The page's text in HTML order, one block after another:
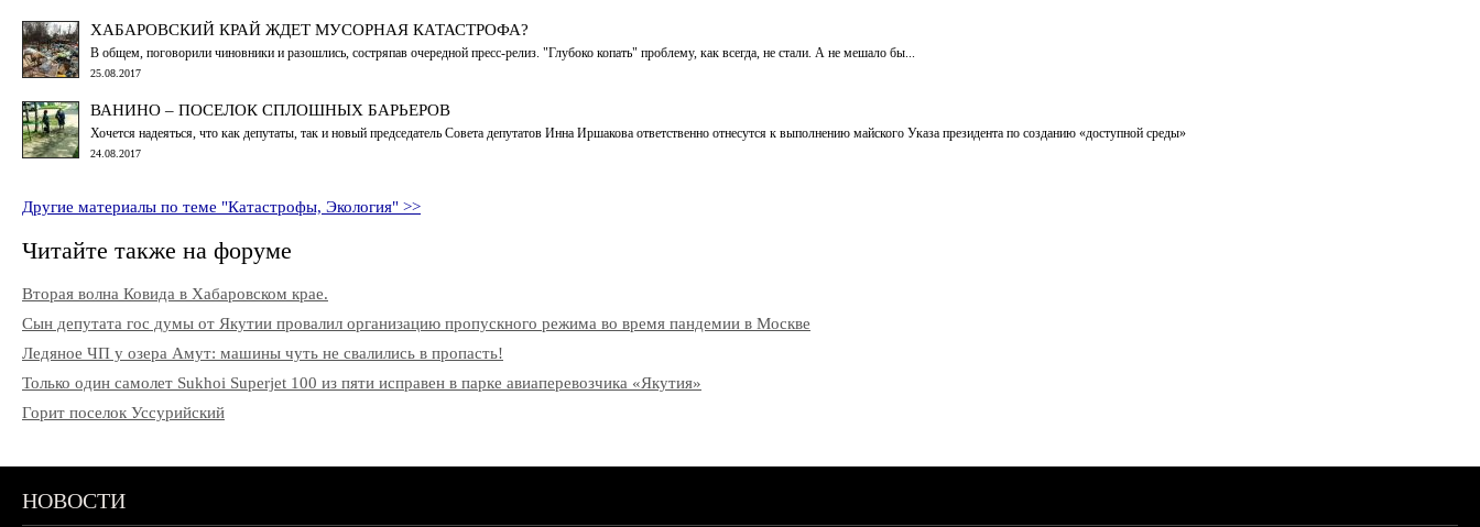
ХАБАРОВСКИЙ КРАЙ ЖДЕТ МУСОРНАЯ КАТАСТРОФА?
В общем, поговорили чиновники и разошлись, состряпав очередной пресс-релиз. "Глубоко копать" проблему, как всегда, не стали. А не мешало бы...
25.08.2017
ВАНИНО – ПОСЕЛОК СПЛОШНЫХ БАРЬЕРОВ
Хочется надеяться, что как депутаты, так и новый председатель Совета депутатов Инна Иршакова ответственно отнесутся к выполнению майского Указа президента по созданию «доступной среды»
24.08.2017
Другие материалы по теме "Катастрофы, Экология" >>
Читайте также на форуме
Вторая волна Ковида в Хабаровском крае.
Сын депутата гос думы от Якутии провалил организацию пропускного режима во время пандемии в Москве
Ледяное ЧП у озера Амут: машины чуть не свалились в пропасть!
Только один самолет Sukhoi Superjet 100 из пяти исправен в парке авиаперевозчика «Якутия»
Горит поселок Уссурийский
НОВОСТИ